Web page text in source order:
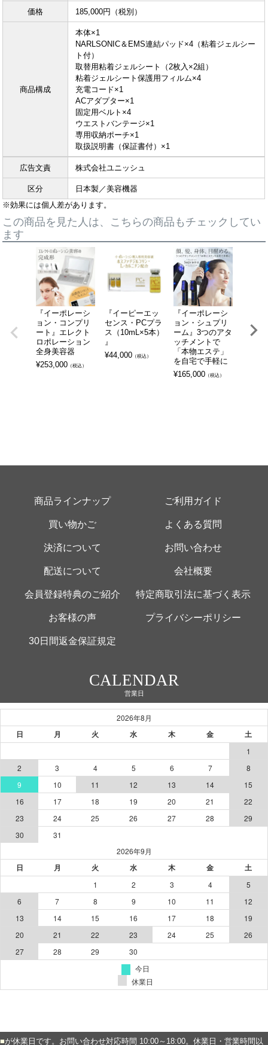
価格 185,000円（税別）
商品構成
本体×1
NARLSONIC＆EMS連結パッド×4（粘着ジェルシー
ト付）
取替用粘着ジェルシート（2枚入×2組）
粘着ジェルシート保護用フィルム×4
充電コード×1
ACアダプター×1
固定用ベルト×4
ウエストバンテージ×1
専用収納ポーチ×1
取扱説明書（保証書付）×1
広告文責 株式会社ユニッシュ
区分
日本製／美容機器
※効果には個人差があります。
この商品を見た人は、こちらの商品もチェックしてい
ます
『イーポレーシ
ョン・コンプリ
ート』エレクト
ロポレーション
全身美容器
¥253,000 （税込）
『イーピーエッ
センス・PCプラ
ス（10mL×5本）
』
¥44,000 （税込）
『イーポレーシ
ョン・シュプリ
ーム』3つのアタ
ッチメントで
「本物エステ」
を自宅で手軽に
¥165,000 （税込）
ッセ
8,800
商品ラインナップ ご利用ガイド
買い物かご よくある質問
決済について お問い合わせ
配送について 会社概要
会員登録特典のご紹介 特定商取引法に基づく表示
お客様の声 プライバシーポリシー
30日間返金保証規定
CALENDAR
営業日
■が休業日です。お問い合わせ対応時間 10:00～18:00。休業日・営業時間以